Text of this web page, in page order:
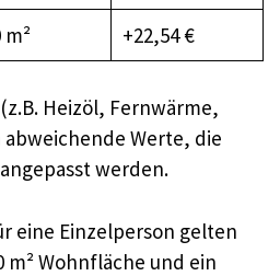
m² +22,54 €
Heizöl, Fernwärme,
Werte, die
werden.
eine Einzelperson gelten
m² Wohnfläche und ein